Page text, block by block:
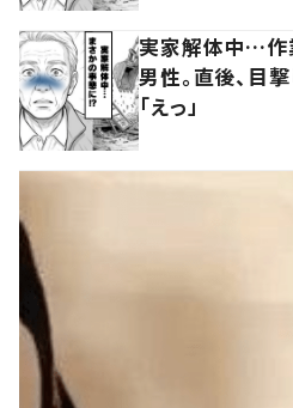
実家解体中…作
男性。直後、目
「えっ」